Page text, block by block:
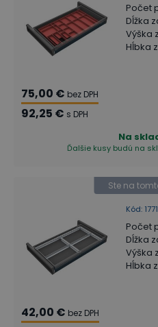
Počet
Dĺžka
Výška
Hĺbka
75,00 € bez DPH
92,25 € s DPH
Na
Ďalšie kusy budú na
Kód:
Ste na
Počet
Dĺžka
Výška
Hĺbka
42,00 € bez DPH